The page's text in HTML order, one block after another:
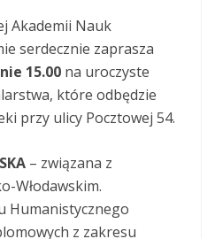
Akademii Nauk
serdecznie zaprasza
15.00 na uroczyste
które odbędzie
przy ulicy Pocztowej 54.
– związana z
Włodawskim.
Humanistycznego
z zakresu